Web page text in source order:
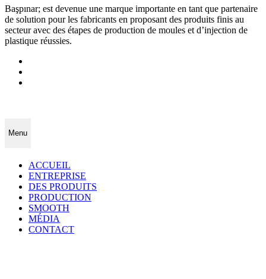
Başpınar; est devenue une marque importante en tant que partenaire
de solution pour les fabricants en proposant des produits finis au
secteur avec des étapes de production de moules et d’injection de
plastique réussies.
Menu
ACCUEIL
ENTREPRISE
DES PRODUITS
PRODUCTION
SMOOTH
MÉDIA
CONTACT